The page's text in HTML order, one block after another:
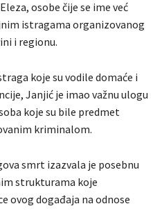
osobe čije se ime već
istragama organizovanog
i regionu.
koje su vodile domaće i
Janjić je imao važnu ulogu
koje su bile predmet
kriminalom.
smrt izazvala je posebnu
strukturama koje
ovog događaja na odnose